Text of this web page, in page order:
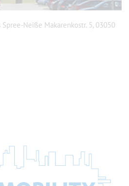
Neiße Makarenkostr. 5, 03050